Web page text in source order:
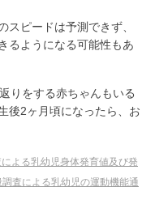
スピードは予測できず、
るようになる可能性もあ
りをする赤ちゃんもいる
後2ヶ月頃になったら、お
よる乳幼児身体発育値及び発
査による乳幼児の運動機能通